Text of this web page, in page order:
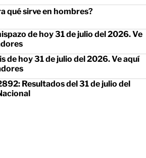
qué sirve en hombres?
de hoy 31 de julio del 2026. Ve
de hoy 31 de julio del 2026. Ve aquí
Resultados del 31 de julio del